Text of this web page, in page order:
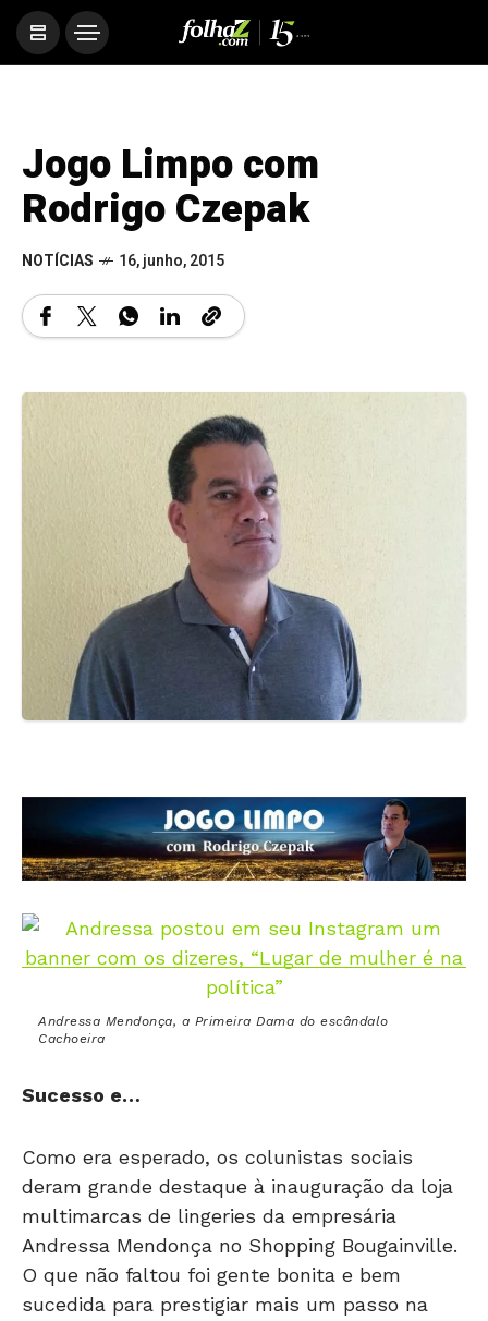
Jogo Limpo com
Rodrigo Czepak
NOTÍCIAS 16, junho, 2015
Andressa Mendonça, a Primeira Dama do escândalo
Cachoeira
Sucesso e…
Como era esperado, os colunistas sociais
deram grande destaque à inauguração da loja
multimarcas de lingeries da empresária
Andressa Mendonça no Shopping Bougainville.
O que não faltou foi gente bonita e bem
sucedida para prestigiar mais um passo na